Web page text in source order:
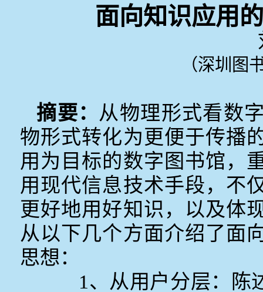
面向知识应用
（深圳图
摘要： 从物理形式看数
物形式转化为更便于传播
用为目标的数字图书馆，
用现代信息技术手段，不
更好地用好知识，以及体
从以下几个方面介绍了面
思想：
1、从用户分层：陈